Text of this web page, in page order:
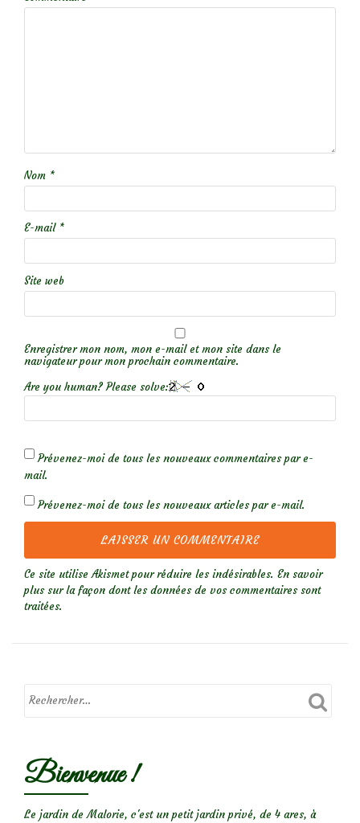
Nom *
E-mail *
Site web
Enregistrer mon nom, mon e-mail et mon site dans le
navigateur pour mon prochain commentaire.
Are you human? Please solve:
Prévenez-moi de tous les nouveaux commentaires par e-
mail.
Prévenez-moi de tous les nouveaux articles par e-mail.
Ce site utilise Akismet pour réduire les indésirables. En savoir
plus sur la façon dont les données de vos commentaires sont
traitées.
Bienvenue !
Le jardin de Malorie, c'est un petit jardin privé, de 4 ares, à